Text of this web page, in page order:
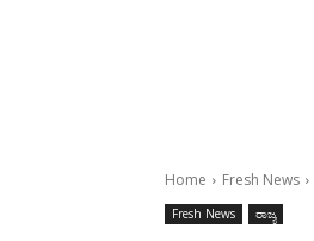
Home Fresh News
Fresh News ರಾಜ್ಯ